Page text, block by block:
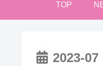
TOP
2023-07